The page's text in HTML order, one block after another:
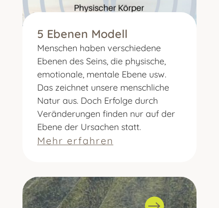
5 Ebenen Modell
Menschen haben verschiedene
Ebenen des Seins, die physische,
emotionale, mentale Ebene usw.
Das zeichnet unsere menschliche
Natur aus. Doch Erfolge durch
Veränderungen finden nur auf der
Ebene der Ursachen statt.
Mehr erfahren